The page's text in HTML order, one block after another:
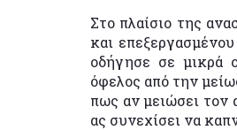
Στο πλαίσιο της
και
οδήγησε σε μικρά
όφελος από την
πως αν μειώσει τον
ας συνεχίσει να